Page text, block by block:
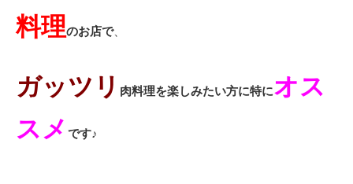
料理のお店で、
ガッツリ 肉料理を楽しみたい方に特にオス
スメ です♪